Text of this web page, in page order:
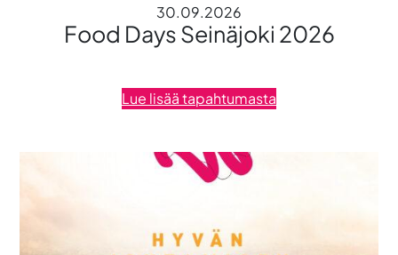
30.09.2026
Food Days Seinäjoki 2026
Lue lisää tapahtumasta